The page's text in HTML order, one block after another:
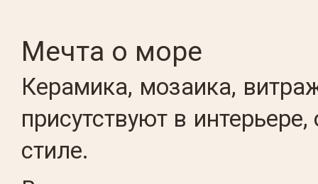
Мечта о море
Керамика, мозаика,
присутствуют в
стиле.